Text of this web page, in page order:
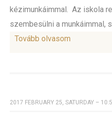
kézimunkáimmal. Az iskola
szembesülni a munkáimmal,
Tovább olvasom
2017 FEBRUARY 25, SATURDAY –